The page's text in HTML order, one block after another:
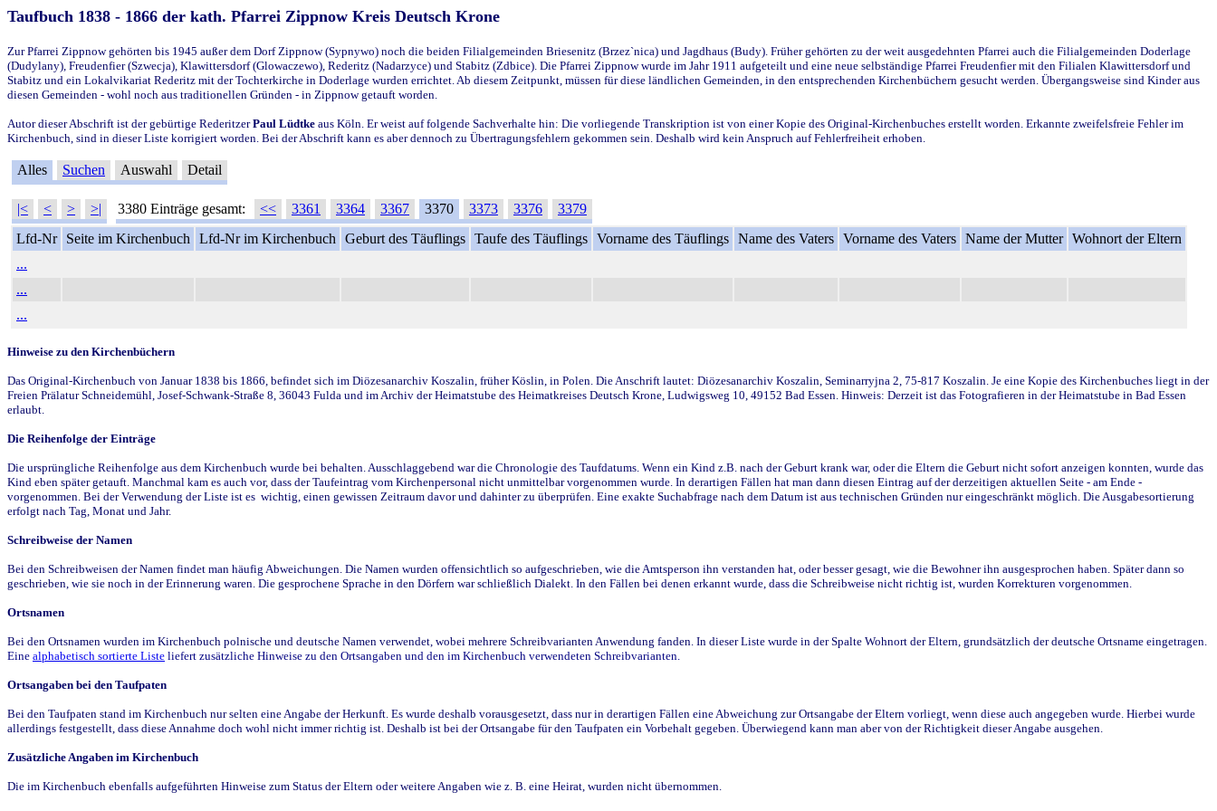
Taufbuch 1838 - 1866 der kath. Pfarrei Zippnow Kreis Deutsch Krone
Zur Pfarrei Zippnow gehörten bis 1945 außer dem Dorf Zippnow (Sypnywo) noch die beiden Filialgemeinden Briesenitz (Brzez`nica) und Jagdhaus (Budy). Früher gehörten zu der weit ausgedehnten Pfarrei auch die Filialgemeinden Doderlage
(Dudylany), Freudenfier (Szwecja), Klawittersdorf (Glowaczewo), Rederitz (Nadarzyce) und Stabitz (Zdbice). Die Pfarrei Zippnow wurde im Jahr 1911 aufgeteilt und eine neue selbständige Pfarrei Freudenfier mit den Filialen Klawittersdorf und
Stabitz und ein Lokalvikariat Rederitz mit der Tochterkirche in Doderlage wurden errichtet. Ab diesem Zeitpunkt, müssen für diese ländlichen Gemeinden, in den entsprechenden Kirchenbüchern gesucht werden. Übergangsweise sind Kinder aus
diesen Gemeinden - wohl noch aus traditionellen Gründen - in Zippnow getauft worden.
Autor dieser Abschrift ist der gebürtige RederitzerPaul Lüdtke aus Köln. Er weist auf folgende Sachverhalte hin: Die vorliegende Transkription ist von einer Kopie des Original-Kirchenbuches erstellt worden. Erkannte zweifelsfreie Fehler im
Kirchenbuch, sind in dieser Liste korrigiert worden. Bei der Abschrift kann es aber dennoch zu Übertragungsfehlern gekommen sein. Deshalb wird kein Anspruch auf Fehlerfreiheit erhoben.
Alles Suchen Auswahl Detail
|< < > >| 3380 Einträge gesamt: << 3361 3364 3367 3370 3373 3376
3379
Lfd-Nr
Seite im Kirchenbuch Lfd-Nr im Kirchenbuch Geburt des Täuflings Taufe des Täuflings Vorname des Täuflings Name des Vaters Vorname des Vaters Name der Mutter Wohnort der Eltern
...
...
...
Hinweise zu den Kirchenbüchern
Das Original-Kirchenbuch von Januar 1838 bis 1866, befindet sich im Diözesanarchiv Koszalin, früher Köslin, in Polen. Die Anschrift lautet: Diözesanarchiv Koszalin, Seminarryjna 2, 75-817 Koszalin. Je eine Kopie des Kirchenbuches liegt in der
Freien Prälatur Schneidemühl, Josef-Schwank-Straße 8, 36043 Fulda und im Archiv der Heimatstube des Heimatkreises Deutsch Krone, Ludwigsweg 10, 49152 Bad Essen. Hinweis: Derzeit ist das Fotografieren in der Heimatstube in Bad Essen
erlaubt.
Die Reihenfolge der Einträge
Die ursprüngliche Reihenfolge aus dem Kirchenbuch wurde bei behalten. Ausschlaggebend war die Chronologie des Taufdatums. Wenn ein Kind z.B. nach der Geburt krank war, oder die Eltern die Geburt nicht sofort anzeigen konnten, wurde das
Kind eben später getauft. Manchmal kam es auch vor, dass der Taufeintrag vom Kirchenpersonal nicht unmittelbar vorgenommen wurde. In derartigen Fällen hat man dann diesen Eintrag auf der derzeitigen aktuellen Seite - am Ende -
vorgenommen. Bei der Verwendung der Liste ist es wichtig, einen gewissen Zeitraum davor und dahinter zu überprüfen. Eine exakte Suchabfrage nach dem Datum ist aus technischen Gründen nur eingeschränkt möglich. Die Ausgabesortierung
erfolgt nach Tag, Monat und Jahr.
Schreibweise der Namen
Bei den Schreibweisen der Namen findet man häufig Abweichungen. Die Namen wurden offensichtlich so aufgeschrieben, wie die Amtsperson ihn verstanden hat, oder besser gesagt, wie die Bewohner ihn ausgesprochen haben. Später dann so
geschrieben, wie sie noch in der Erinnerung waren. Die gesprochene Sprache in den Dörfern war schließlich Dialekt. In den Fällen bei denen erkannt wurde, dass die Schreibweise nicht richtig ist, wurden Korrekturen vorgenommen.
Ortsnamen
Bei den Ortsnamen wurden im Kirchenbuch polnische und deutsche Namen verwendet, wobei mehrere Schreibvarianten Anwendung fanden. In dieser Liste wurde in der Spalte Wohnort der Eltern, grundsätzlich der deutsche Ortsname eingetragen.
Eine alphabetisch sortierte Liste liefert zusätzliche Hinweise zu den Ortsangaben und den im Kirchenbuch verwendeten Schreibvarianten.
Ortsangaben bei den Taufpaten
Bei den Taufpaten stand im Kirchenbuch nur selten eine Angabe der Herkunft. Es wurde deshalb vorausgesetzt, dass nur in derartigen Fällen eine Abweichung zur Ortsangabe der Eltern vorliegt, wenn diese auch angegeben wurde. Hierbei wurde
allerdings festgestellt, dass diese Annahme doch wohl nicht immer richtig ist. Deshalb ist bei der Ortsangabe für den Taufpaten ein Vorbehalt gegeben. Überwiegend kann man aber von der Richtigkeit dieser Angabe ausgehen.
Zusätzliche Angaben im Kirchenbuch
Die im Kirchenbuch ebenfalls aufgeführten Hinweise zum Status der Eltern oder weitere Angaben wie z. B. eine Heirat, wurden nicht übernommen.